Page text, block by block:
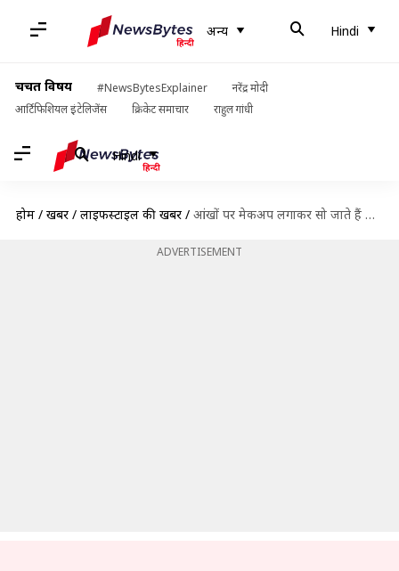
अन्य Hindi
चर्चित विषय #NewsBytesExplainer
नरेंद्र मोदी
आर्टिफिशियल इंटेलिजेंस
क्रिकेट समाचार राहुल गांधी
Hindi
होम / खबरें / लाइफस्टाइल की खबरें / आंखों पर मेकअप लगाकर सो जाते हैं तो हो सकती हैं ये 5 समस्याएं
ADVERTISEMENT